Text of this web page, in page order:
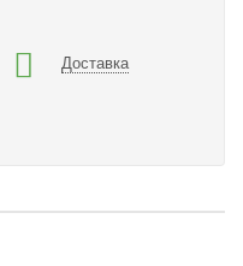
Доставка